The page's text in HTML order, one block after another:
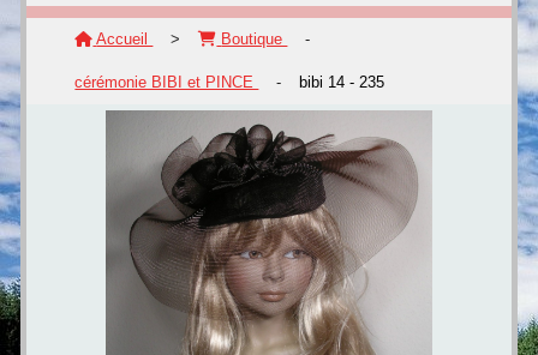
Accueil > Boutique -
cérémonie BIBI et PINCE - bibi 14 - 235